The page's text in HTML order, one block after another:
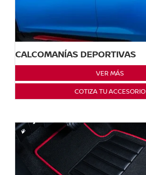
CALCOMANÍAS DEPORTIVAS
VER MÁS
COTIZA TU ACCESORIO